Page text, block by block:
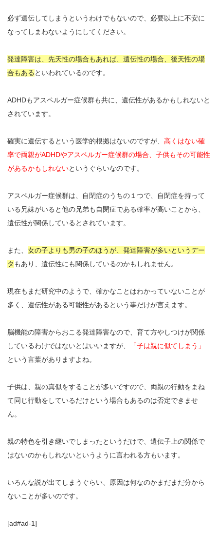
必ず遺伝してしまうというわけでもないので、必要以上に不安に
なってしまわないようにしてください。
発達障害は、先天性の場合もあれば、遺伝性の場合、後天性の場
合もある といわれているのです。
ADHDもアスペルガー症候群も共に、遺伝性があるかもしれないと
されています。
確実に遺伝するという医学的根拠はないのですが、 高くはない確
率で両親がADHDやアスペルガー症候群の場合、子供もその可能性
があるかもしれないというぐらいなのです。
アスペルガー症候群は、自閉症のうちの１つで、自閉症を持って
いる兄妹がいると他の兄弟も自閉症である確率が高いことから、
遺伝性が関係しているとされています。
また、 女の子よりも男の子のほうが、発達障害が多いというデー
タ もあり、遺伝性にも関係しているのかもしれません。
現在もまだ研究中のようで、確かなことはわかっていないことが
多く、遺伝性がある可能性があるという事だけが言えます。
脳機能の障害からおこる発達障害なので、育て方やしつけが関係
しているわけではないとはいいますが、
「子は親に似てしまう」
という言葉がありますよね。
子供は、親の真似をすることが多いですので、両親の行動をまね
て同じ行動をしているだけという場合もあるのは否定できませ
ん。
親の特色を引き継いでしまったというだけで、遺伝子上の関係で
はないのかもしれないというように言われる方もいます。
いろんな説が出てしまうぐらい、原因は何なのかまだまだ分から
ないことが多いのです。
[ad#ad-1]